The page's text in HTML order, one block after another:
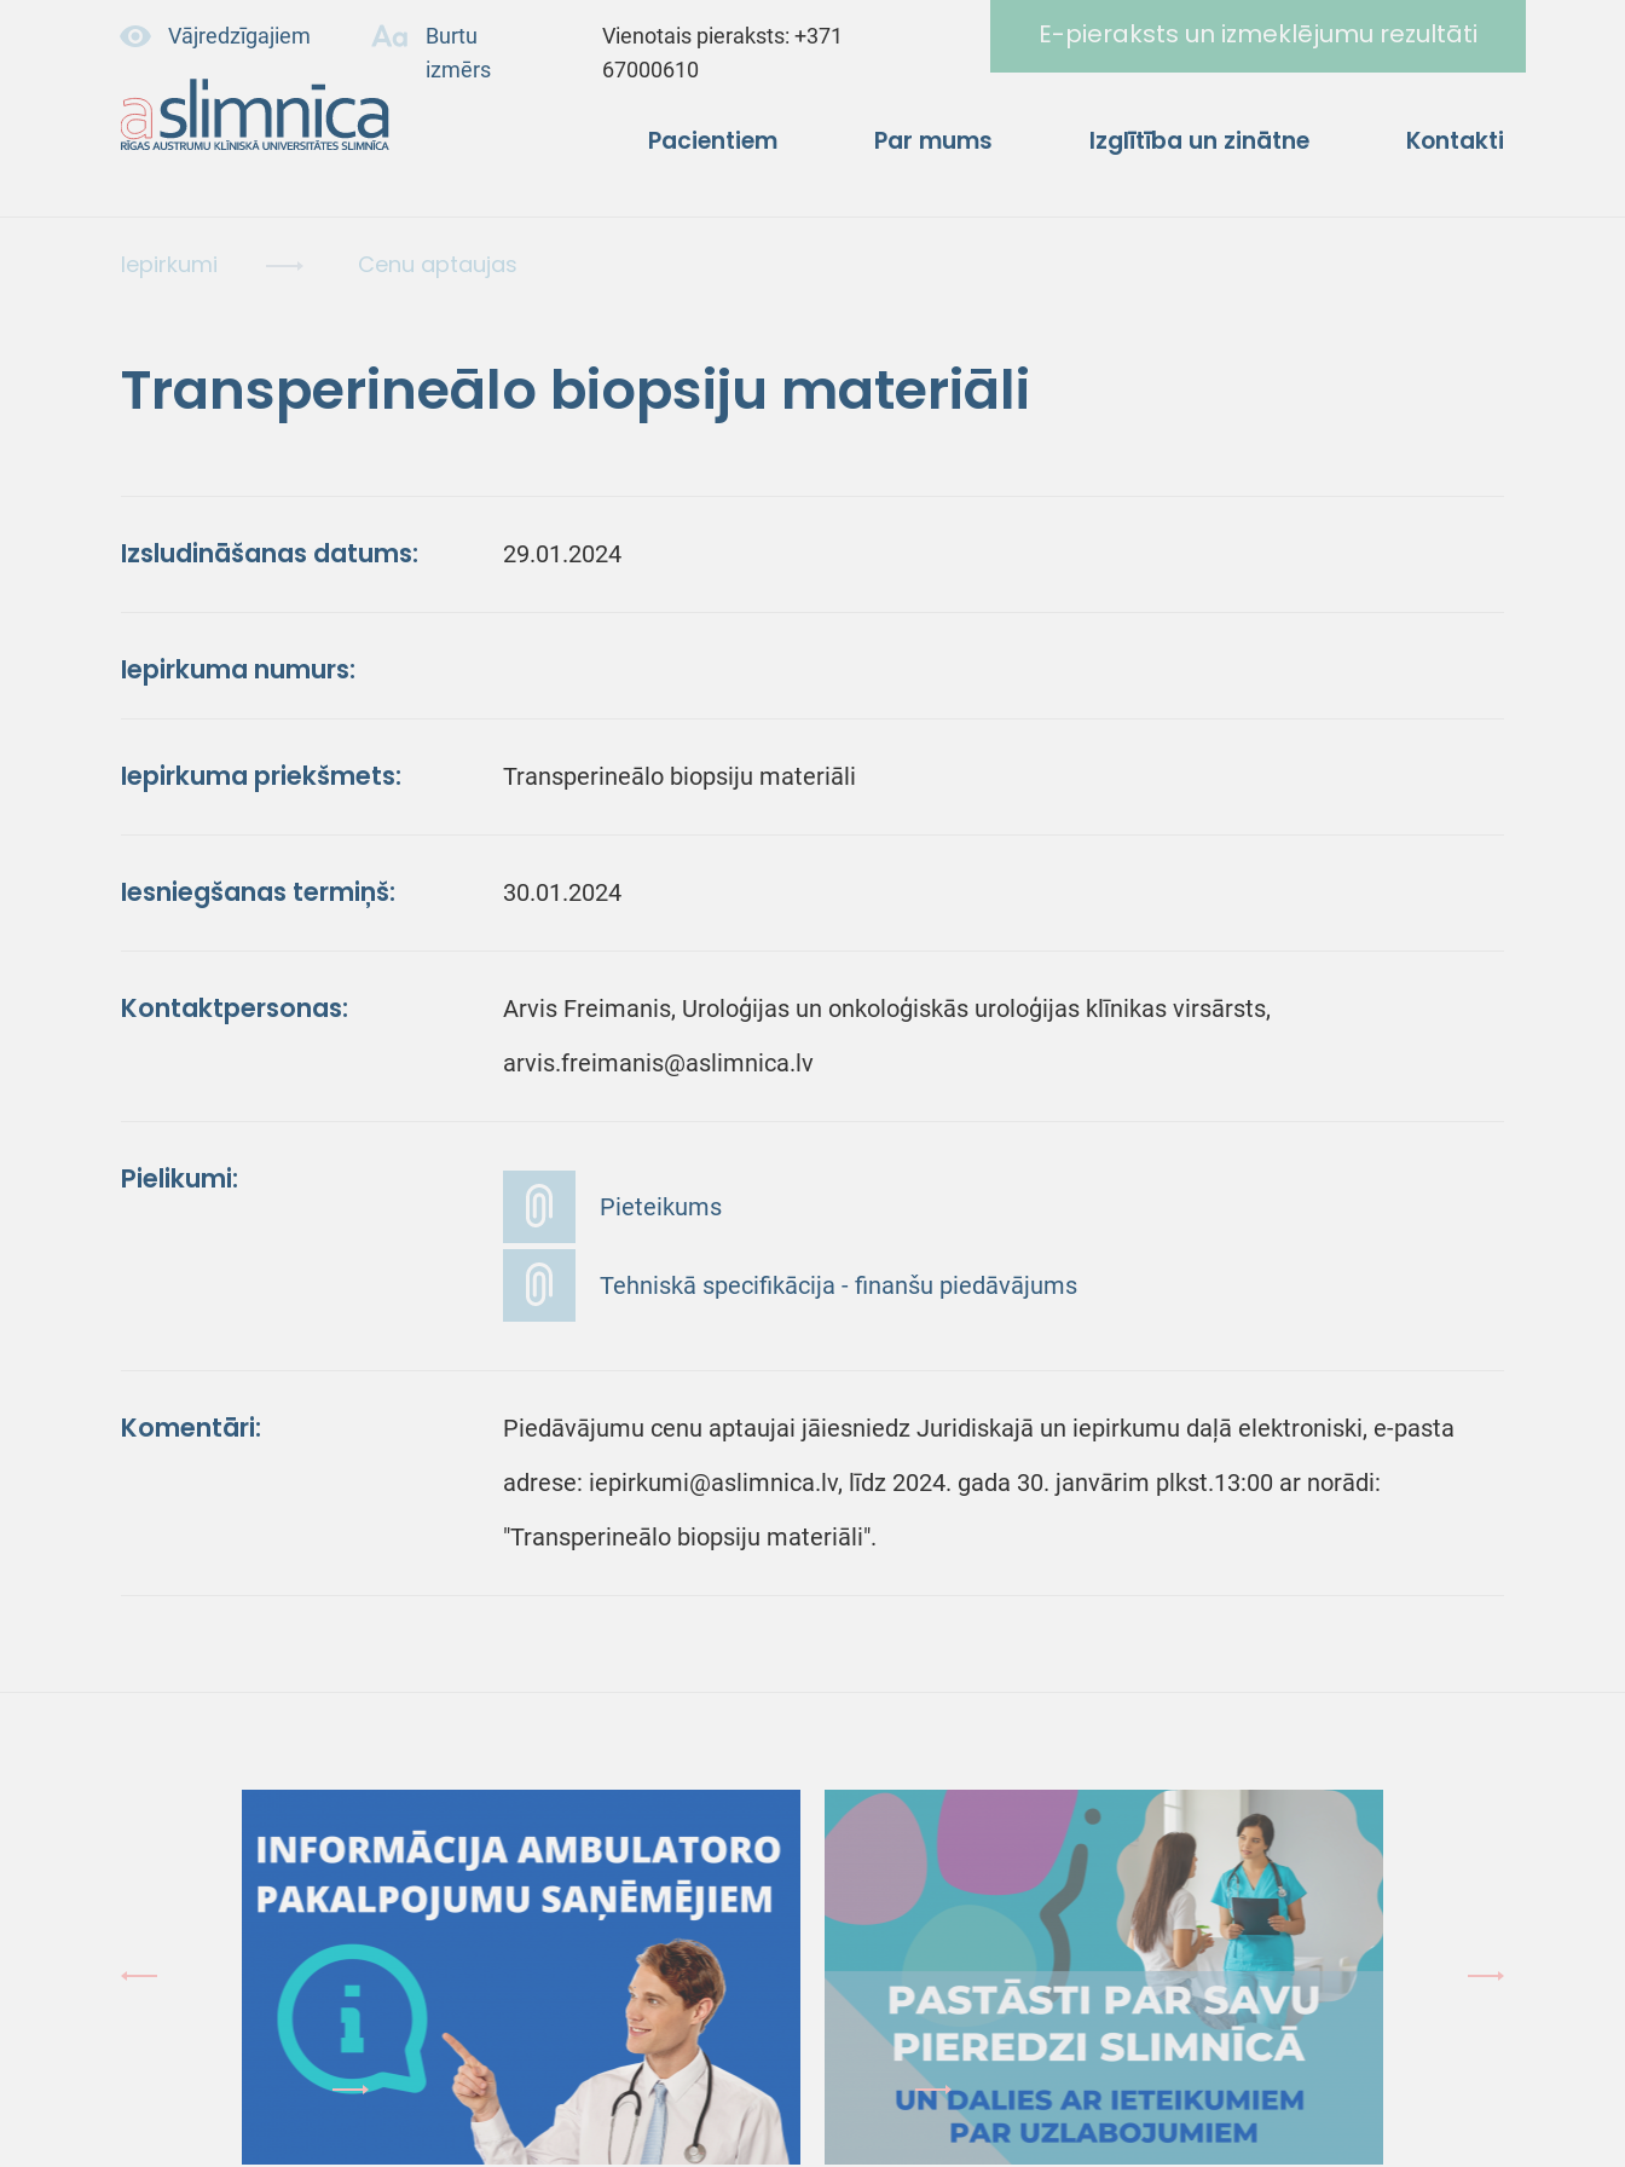
Vājredzīgajiem
Burtu
izmērs
Vienotais pieraksts:+371
67000610
E-pieraksts un izmeklējumu rezultāti
Pacientiem Par mums Izglītība un zinātne Kontakti
Iepirkumi Cenu aptaujas
Transperineālo biopsiju materiāli
Izsludināšanas datums: 29.01.2024
Iepirkuma numurs:
Iepirkuma priekšmets: Transperineālo biopsiju materiāli
Iesniegšanas termiņš: 30.01.2024
Kontaktpersonas:
Arvis Freimanis, Uroloģijas un onkoloģiskās uroloģijas klīnikas virsārsts,
arvis.freimanis@aslimnica.lv
Pielikumi:
Pieteikums
Tehniskā specifikācija - finanšu piedāvājums
Komentāri:
Piedāvājumu cenu aptaujai jāiesniedz Juridiskajā un iepirkumu daļā elektroniski, e-pasta
adrese: iepirkumi@aslimnica.lv, līdz 2024. gada 30. janvārim plkst.13:00 ar norādi:
"Transperineālo biopsiju materiāli".